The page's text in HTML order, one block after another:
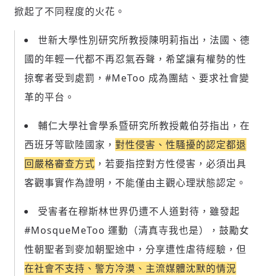
掀起了不同程度的火花。
世新大學性別研究所教授陳明莉指出，法國、德
國的年輕一代都不再忍氣吞聲，希望讓有權勢的性
掠奪者受到處罰，#MeToo 成為團結、要求社會變
革的平台。
輔仁大學社會學系暨研究所教授戴伯芬指出，在
西班牙等歐陸國家， 對性侵害、性騷擾的認定都退
回嚴格審查方式 ，若要指控對方性侵害，必須出具
客觀事實作為證明，不能僅由主觀心理狀態認定。
受害者在穆斯林世界仍遭不人道對待，雖發起
#MosqueMeToo 運動（清真寺我也是），鼓勵女
性朝聖者到麥加朝聖途中，分享遭性虐待經驗，但
在社會不支持、警方冷漠、主流媒體沈默的情況